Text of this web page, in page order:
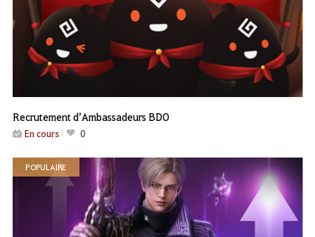
Recrutement d’Ambassadeurs BDO
En cours 0
POPULAIRE